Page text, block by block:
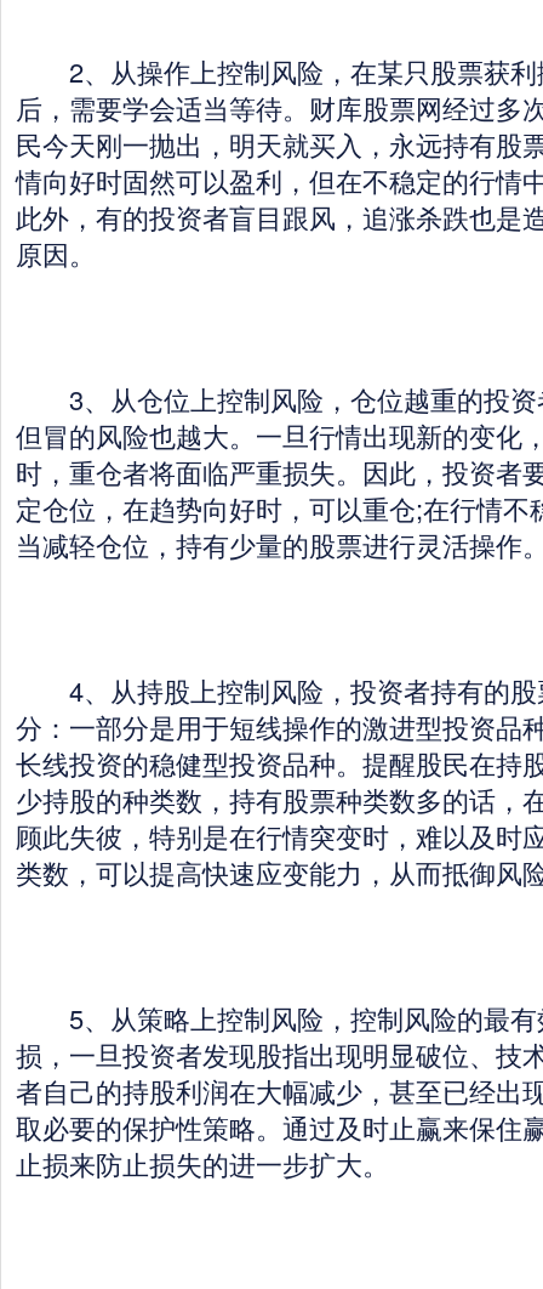
2、从操作上控制风险，在某只股票获利
后，需要学会适当等待。财库股票网经过多
民今天刚一抛出，明天就买入，永远持有股
情向好时固然可以盈利，但在不稳定的行情
此外，有的投资者盲目跟风，追涨杀跌也是
原因。
3、从仓位上控制风险，仓位越重的投资
但冒的风险也越大。一旦行情出现新的变化
时，重仓者将面临严重损失。因此，投资者
定仓位，在趋势向好时，可以重仓;在行情不
当减轻仓位，持有少量的股票进行灵活操作
4、从持股上控制风险，投资者持有的股
分：一部分是用于短线操作的激进型投资品
长线投资的稳健型投资品种。提醒股民在持
少持股的种类数，持有股票种类数多的话，
顾此失彼，特别是在行情突变时，难以及时
类数，可以提高快速应变能力，从而抵御风
5、从策略上控制风险，控制风险的最有
损，一旦投资者发现股指出现明显破位、技
者自己的持股利润在大幅减少，甚至已经出
取必要的保护性策略。通过及时止赢来保住
止损来防止损失的进一步扩大。